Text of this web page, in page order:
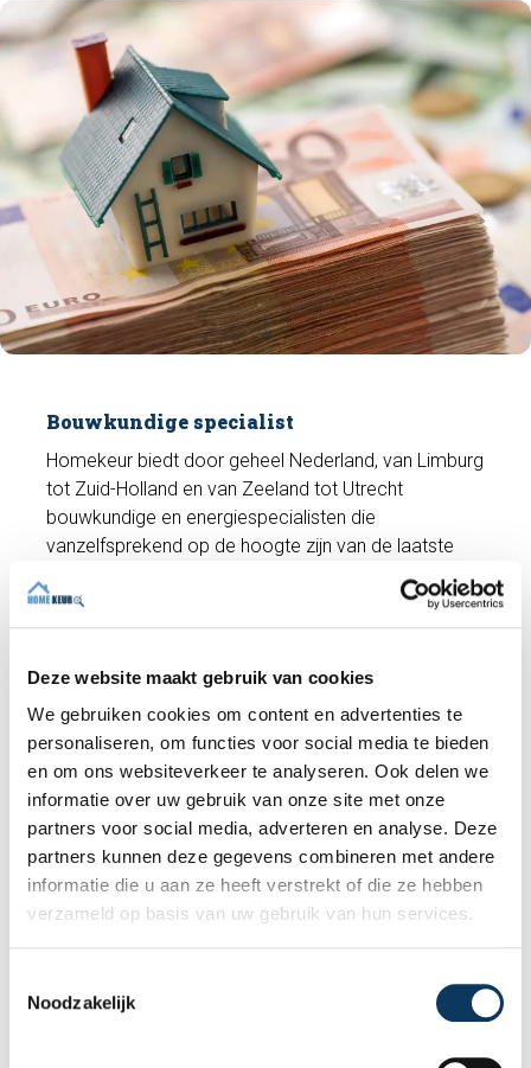
Deze website maakt gebruik van cookies
We gebruiken cookies om content en advertenties te
personaliseren, om functies voor social media te bieden
en om ons websiteverkeer te analyseren. Ook delen we
informatie over uw gebruik van onze site met onze
partners voor social media, adverteren en analyse. Deze
partners kunnen deze gegevens combineren met andere
informatie die u aan ze heeft verstrekt of die ze hebben
verzameld op basis van uw gebruik van hun services.
Noodzakelijk
Bouwkundige specialist
Homekeur biedt door geheel Nederland, van Limburg
tot Zuid-Holland en van Zeeland tot Utrecht
bouwkundige en energiespecialisten die
vanzelfsprekend op de hoogte zijn van de laatste
onafhankelijke wijze aankoop, bouwkundige,
bouwtechnische keuringen en energielabels en in het
Wilt u een afspraak maken voor een
bouwkundige keuring?
De kosten voor een bouwkundige keuring zijn (tot
250 m²) slechts €489 inclusief btw. Hiervoor voeren
wij een uitgebreidebouwkundige keuringuit en
ontvangt u een bouwkundig rapport. Heeft u vragen?
Wij helpen u graag verder en kunnen indien gewenst